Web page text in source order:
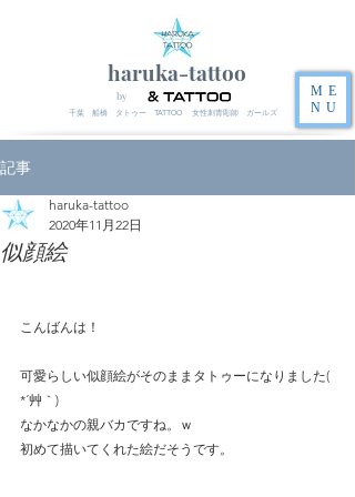
haruka-tattoo
千葉 船橋 タトゥー TATTOO 女性刺青彫師 ガールズ
ME
NU
by
記事
似顔絵
haruka-tattoo
2020年11月22日
こんばんは！
可愛らしい似顔絵がそのままタトゥーになりました(
*´艸｀)
なかなかの親バカですね。ｗ
初めて描いてくれた絵だそうです。